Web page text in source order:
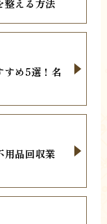
整える方法
すめ5選！名
用品回収業